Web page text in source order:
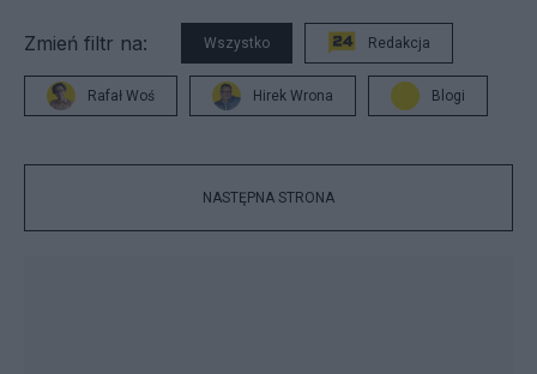
Zmień filtr na: Wszystko Redakcja
Rafał Woś Hirek Wrona Blogi
NASTĘPNA STRONA